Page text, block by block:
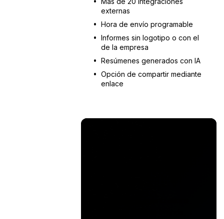
externas
• Hora de envío programable
• Informes sin logotipo o con el
de la empresa
• Resúmenes generados con IA
• Opción de compartir mediante
enlace